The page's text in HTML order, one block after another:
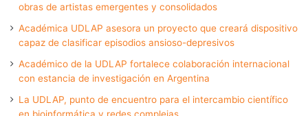
obras de artistas emergentes y consolidados
Académica UDLAP asesora un proyecto que creará dispositivo
capaz de clasificar episodios ansioso-depresivos
Académico de la UDLAP fortalece colaboración internacional
con estancia de investigación en Argentina
La UDLAP, punto de encuentro para el intercambio científico
en bioinformática y redes complejas